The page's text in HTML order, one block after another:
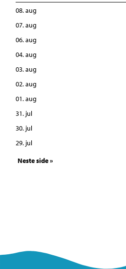
08. aug
07. aug
06. aug
04. aug
03. aug
02. aug
01. aug
31. jul
30. jul
29. jul
Neste side »